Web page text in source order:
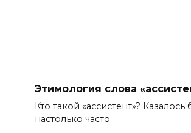
Этимология слова
Кто такой «ассистент»? Казалось
настолько часто